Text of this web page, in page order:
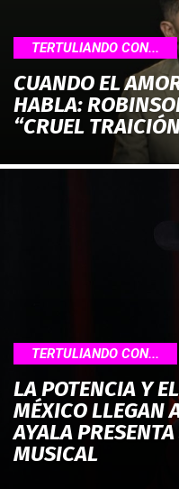
TERTULIANDO CON...
CUANDO EL
HABLA:
“CRUEL
TERTULIANDO CON...
LA POTENCIA Y
MÉXICO LLEGAN
AYALA
MUSICAL